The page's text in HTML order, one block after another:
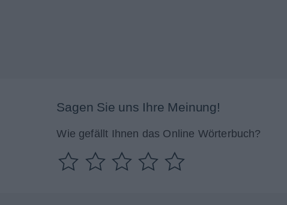
Sagen Sie uns Ihre Meinung!
Wie gefällt Ihnen das Online Wörterbuch?